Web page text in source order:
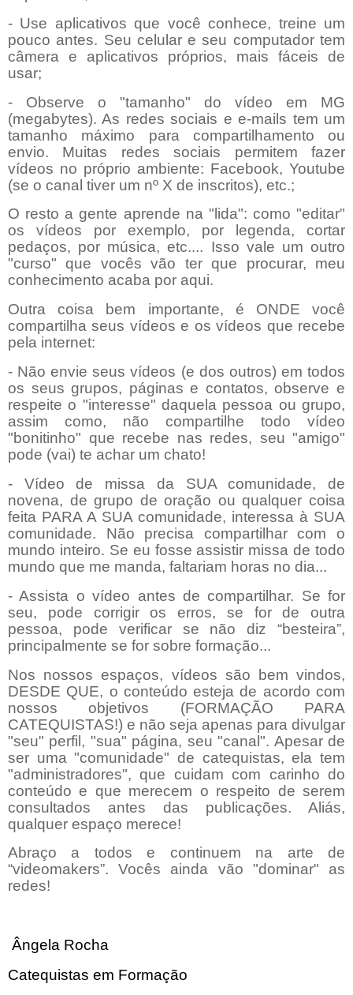
- Use aplicativos que você conhece, treine um
pouco antes. Seu celular e seu computador tem
câmera e aplicativos próprios, mais fáceis de
usar;
- Observe o "tamanho" do vídeo em MG
(megabytes). As redes sociais e e-mails tem um
tamanho máximo para compartilhamento ou
envio. Muitas redes sociais permitem fazer
vídeos no próprio ambiente: Facebook, Youtube
(se o canal tiver um nº X de inscritos), etc.;
O resto a gente aprende na "lida": como "editar"
os vídeos por exemplo, por legenda, cortar
pedaços, por música, etc.... Isso vale um outro
"curso" que vocês vão ter que procurar, meu
conhecimento acaba por aqui.
Outra coisa bem importante, é ONDE você
compartilha seus vídeos e os vídeos que recebe
pela internet:
- Não envie seus vídeos (e dos outros) em todos
os seus grupos, páginas e contatos, observe e
respeite o "interesse" daquela pessoa ou grupo,
assim como, não compartilhe todo vídeo
"bonitinho" que recebe nas redes, seu "amigo"
pode (vai) te achar um chato!
- Vídeo de missa da SUA comunidade, de
novena, de grupo de oração ou qualquer coisa
feita PARA A SUA comunidade, interessa à SUA
comunidade. Não precisa compartilhar com o
mundo inteiro. Se eu fosse assistir missa de todo
mundo que me manda, faltariam horas no dia...
- Assista o vídeo antes de compartilhar. Se for
seu, pode corrigir os erros, se for de outra
pessoa, pode verificar se não diz “besteira”,
principalmente se for sobre formação...
Nos nossos espaços, vídeos são bem vindos,
DESDE QUE, o conteúdo esteja de acordo com
nossos objetivos (FORMAÇÃO PARA
CATEQUISTAS!) e não seja apenas para divulgar
"seu" perfil, "sua" página, seu "canal". Apesar de
ser uma "comunidade" de catequistas, ela tem
"administradores", que cuidam com carinho do
conteúdo e que merecem o respeito de serem
consultados antes das publicações. Aliás,
qualquer espaço merece!
Abraço a todos e continuem na arte de
“videomakers”. Vocês ainda vão "dominar" as
redes!
Ângela Rocha
Catequistas em Formação